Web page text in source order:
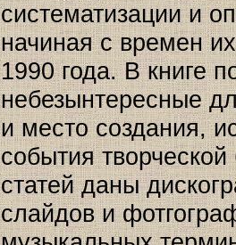
систематизации и
начиная с времен
1990 года. В книге
небезынтересные
и место создания,
события
статей даны
слайдов и